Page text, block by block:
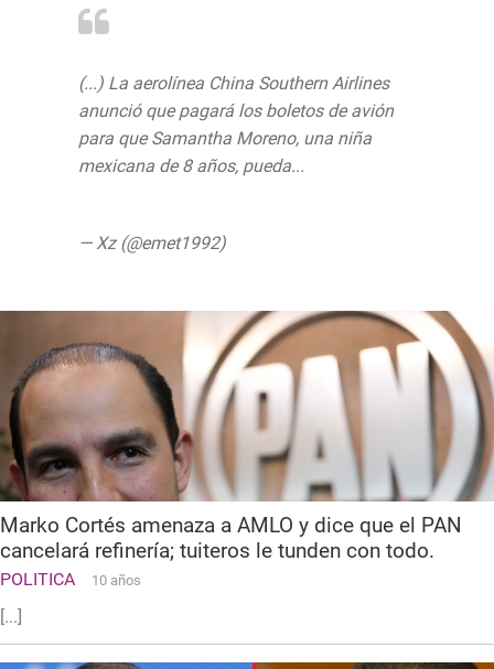
(...) La aerolínea China Southern Airlines
anunció que pagará los boletos de avión
para que Samantha Moreno, una niña
mexicana de 8 años, pueda...
— Xz (@emet1992)
Marko Cortés amenaza a AMLO y dice que el PAN
cancelará refinería; tuiteros le tunden con todo.
POLITICA 10 años
[...]